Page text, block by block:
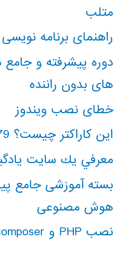
متلب
راهنمای برنامه
دوره پیشرفته و
های بدون راننده
خطای نصب ویندوز
این کاراکتر چیست؟ 65279
معرفي يك سايت
بسته آموزشی جامع
هوش مصنوعی
نصب PHP و composer در ویندوز 10